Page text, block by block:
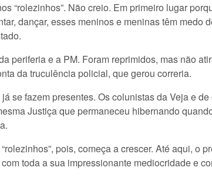
“rolezinhos”. Não creio. Em primeiro lugar
dançar, esses meninos e meninas têm medo
periferia e a PM. Foram reprimidos, mas não
da truculência policial, que gerou correria.
se fazem presentes. Os colunistas da Veja e
Justiça que permaneceu hibernando
pois, começa a crescer. Até aqui, o
toda a sua impressionante mediocridade e